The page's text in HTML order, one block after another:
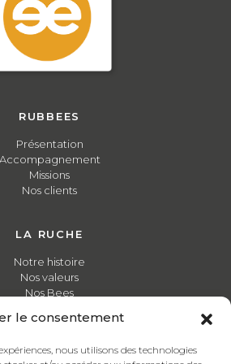
le consentement
nous utilisons des technologies
RUBBEES
Présentation
Accompagnement
Missions
Nos clients
LA RUCHE
Notre histoire
Nos valeurs
Nos Bees